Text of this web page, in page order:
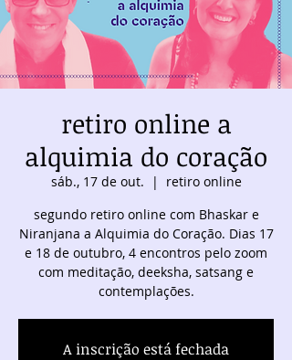
retiro online a
alquimia do coração
sáb., 17 de out.
  |
retiro online
segundo retiro online com Bhaskar e
Niranjana a Alquimia do Coração. Dias 17
e 18 de outubro, 4 encontros pelo zoom
com meditação, deeksha, satsang e
contemplações.
A inscrição está fechada